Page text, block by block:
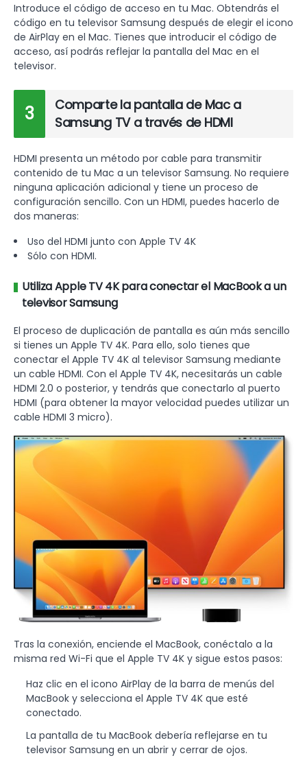
Introduce el código de acceso en tu Mac. Obtendrás el
código en tu televisor Samsung después de elegir el icono
de AirPlay en el Mac. Tienes que introducir el código de
acceso, así podrás reflejar la pantalla del Mac en el
televisor.
3
Comparte la pantalla de Mac a
Samsung TV a través de HDMI
HDMI presenta un método por cable para transmitir
contenido de tu Mac a un televisor Samsung. No requiere
ninguna aplicación adicional y tiene un proceso de
configuración sencillo. Con un HDMI, puedes hacerlo de
dos maneras:
Uso del HDMI junto con Apple TV 4K
Sólo con HDMI.
Utiliza Apple TV 4K para conectar el MacBook a un
televisor Samsung
El proceso de duplicación de pantalla es aún más sencillo
si tienes un Apple TV 4K. Para ello, solo tienes que
conectar el Apple TV 4K al televisor Samsung mediante
un cable HDMI. Con el Apple TV 4K, necesitarás un cable
HDMI 2.0 o posterior, y tendrás que conectarlo al puerto
HDMI (para obtener la mayor velocidad puedes utilizar un
cable HDMI 3 micro).
Tras la conexión, enciende el MacBook, conéctalo a la
misma red Wi-Fi que el Apple TV 4K y sigue estos pasos:
Haz clic en el icono AirPlay de la barra de menús del
MacBook y selecciona el Apple TV 4K que esté
conectado.
La pantalla de tu MacBook debería reflejarse en tu
televisor Samsung en un abrir y cerrar de ojos.